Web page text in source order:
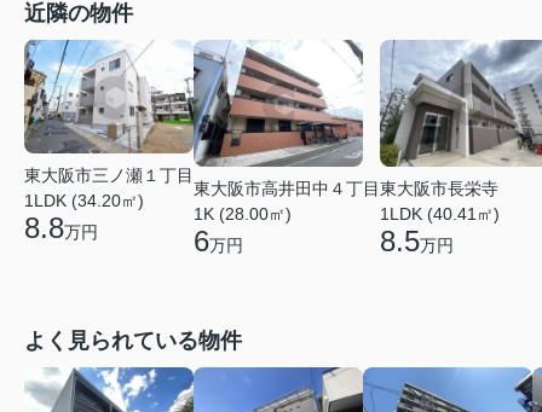
近隣の物件
東大阪市三ノ瀬１丁目
1LDK (34.20㎡)
8.8万円
東大阪市高井田中４丁目
1K (28.00㎡)
6万円
東大阪市長栄寺
1LDK (40.41㎡)
8.5万円
よく見られている物件